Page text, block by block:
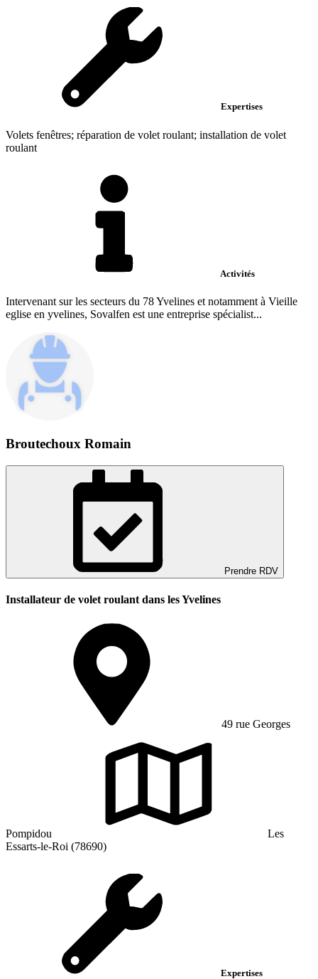
Expertises
Volets fenêtres; réparation de volet roulant; installation de volet
roulant
Activités
Intervenant sur les secteurs du 78 Yvelines et notamment à Vieille
eglise en yvelines, Sovalfen est une entreprise spécialist...
Broutechoux Romain
Prendre RDV
Installateur de volet roulant dans les Yvelines
49 rue Georges
Pompidou
Les
Essarts-le-Roi (78690)
Expertises